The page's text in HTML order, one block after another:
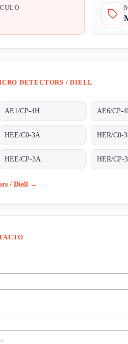
DETECTORS / DIELL
AE1/CP-4H AE6/CP-
HEE/C0-3A HER/C0-
HEE/CP-3A HER/CP-
/ Diell →